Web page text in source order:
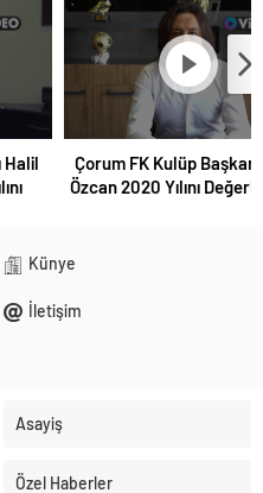
Çorum FK Kulüp Başkanı Fatih
Özcan 2020 Yılını Değerlendirdi
Künye
İletişim
Asayiş
Özel Haberler